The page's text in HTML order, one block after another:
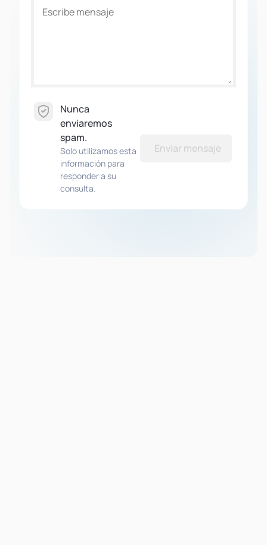
Nunca
enviaremos
spam.
Solo utilizamos esta
información para
responder a su
consulta.
Enviar mensaje